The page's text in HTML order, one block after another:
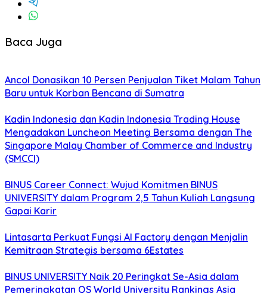
Baca Juga
Ancol Donasikan 10 Persen Penjualan Tiket Malam Tahun
Baru untuk Korban Bencana di Sumatra
Kadin Indonesia dan Kadin Indonesia Trading House
Mengadakan Luncheon Meeting Bersama dengan The
Singapore Malay Chamber of Commerce and Industry
(SMCCI)
BINUS Career Connect: Wujud Komitmen BINUS
UNIVERSITY dalam Program 2,5 Tahun Kuliah Langsung
Gapai Karir
Lintasarta Perkuat Fungsi AI Factory dengan Menjalin
Kemitraan Strategis bersama 6Estates
BINUS UNIVERSITY Naik 20 Peringkat Se-Asia dalam
Pemeringkatan QS World University Rankings Asia